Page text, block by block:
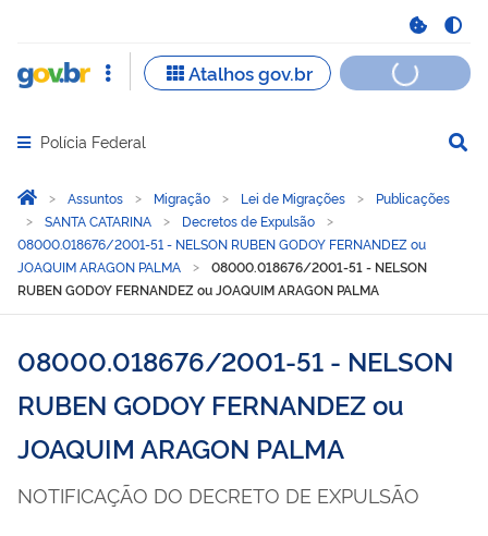
Abrir menu principal de navegação
Polícia Federal
Você está aqui:
Página Inicial
Assuntos Migração Lei de Migrações
Publicações
SANTA CATARINA
Decretos de Expulsão
08000.018676/2001-51 - NELSON RUBEN GODOY FERNANDEZ ou
JOAQUIM ARAGON PALMA
08000.018676/2001-51 - NELSON
RUBEN GODOY FERNANDEZ ou JOAQUIM ARAGON PALMA
08000.018676/2001-51 - NELSON
RUBEN GODOY FERNANDEZ ou
JOAQUIM ARAGON PALMA
NOTIFICAÇÃO DO DECRETO DE EXPULSÃO